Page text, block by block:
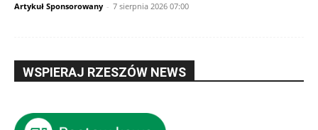
Artykuł Sponsorowany - 7 sierpnia 2026 07:00
WSPIERAJ RZESZÓW NEWS